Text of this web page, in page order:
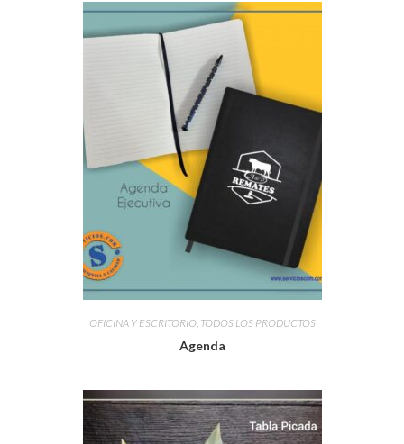
OFICINA Y ESCRITORIO, TODOS LOS PRODUCTOS
Agenda